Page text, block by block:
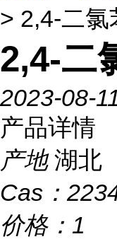
> 2,4-二氯
2,4-二
2023-08-
产品详情
产地 湖北
Cas：
价格： 1